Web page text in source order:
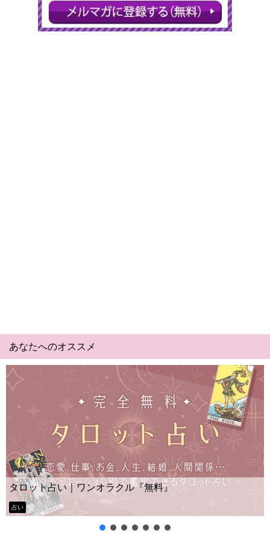
あなたへのオススメ
Yes No占い｜無料タロット◆私の質問の答えはイエ
ー？
タロット占い